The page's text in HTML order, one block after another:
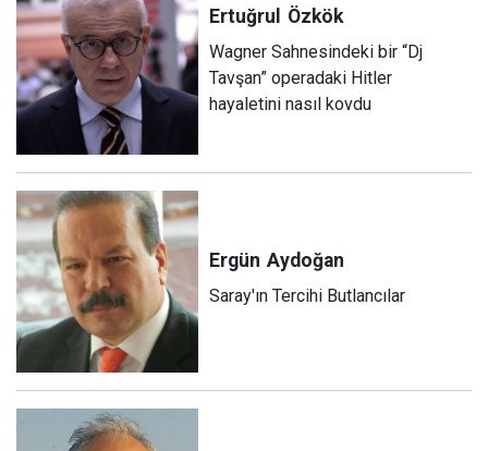
Ertuğrul Özkök
Wagner Sahnesindeki bir “Dj
Tavşan” operadaki Hitler
hayaletini nasıl kovdu
Ergün Aydoğan
Saray'ın Tercihi Butlancılar